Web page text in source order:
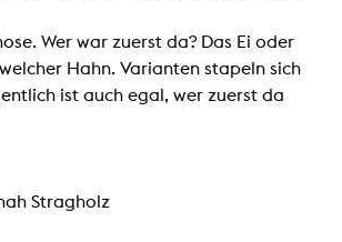
Wer war zuerst da? Das Ei oder
Hahn. Varianten stapeln sich
ist auch egal, wer zuerst da
Stragholz